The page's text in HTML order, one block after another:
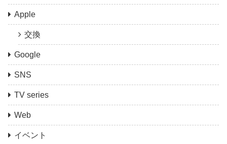
Apple
交換
Google
SNS
TV series
Web
イベント